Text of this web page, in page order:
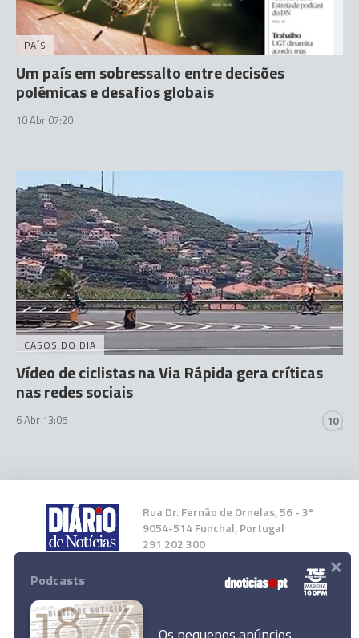
PAÍS
Um país em sobressalto entre decisões
polémicas e desafios globais
10 Abr 07:20
CASOS DO DIA
Vídeo de ciclistas na Via Rápida gera críticas
nas redes sociais
6 Abr 13:05 10
Rua Dr. Fernão de Ornelas, 56 - 3º
9054-514 Funchal, Portugal
291 202 300
Instale a nossa App
Podcasts ×